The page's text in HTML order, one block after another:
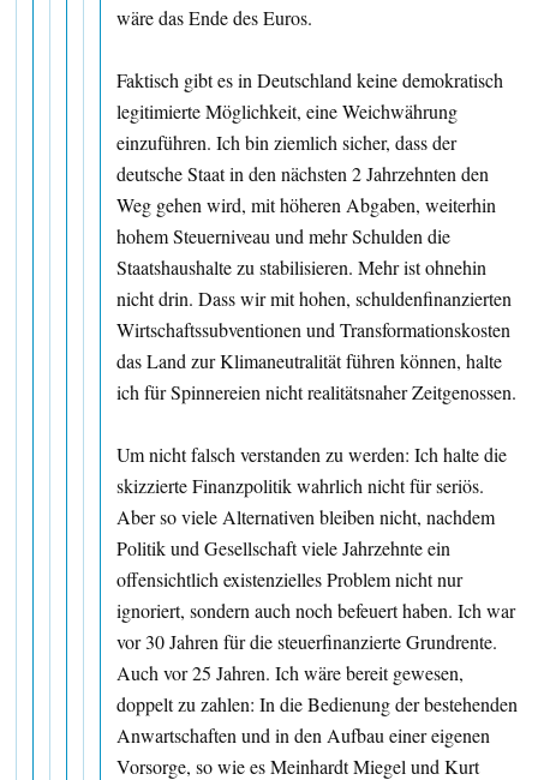
wäre das Ende des Euros.
Faktisch gibt es in Deutschland keine demokratisch
legitimierte Möglichkeit, eine Weichwährung
einzuführen. Ich bin ziemlich sicher, dass der
deutsche Staat in den nächsten 2 Jahrzehnten den
Weg gehen wird, mit höheren Abgaben, weiterhin
hohem Steuerniveau und mehr Schulden die
Staatshaushalte zu stabilisieren. Mehr ist ohnehin
nicht drin. Dass wir mit hohen, schuldenfinanzierten
Wirtschaftssubventionen und Transformationskosten
das Land zur Klimaneutralität führen können, halte
ich für Spinnereien nicht realitätsnaher Zeitgenossen.
Um nicht falsch verstanden zu werden: Ich halte die
skizzierte Finanzpolitik wahrlich nicht für seriös.
Aber so viele Alternativen bleiben nicht, nachdem
Politik und Gesellschaft viele Jahrzehnte ein
offensichtlich existenzielles Problem nicht nur
ignoriert, sondern auch noch befeuert haben. Ich war
vor 30 Jahren für die steuerfinanzierte Grundrente.
Auch vor 25 Jahren. Ich wäre bereit gewesen,
doppelt zu zahlen: In die Bedienung der bestehenden
Anwartschaften und in den Aufbau einer eigenen
Vorsorge, so wie es Meinhardt Miegel und Kurt